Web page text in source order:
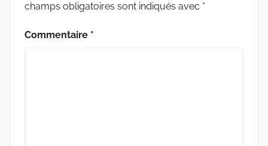
champs obligatoires sont indiqués avec *
Commentaire *